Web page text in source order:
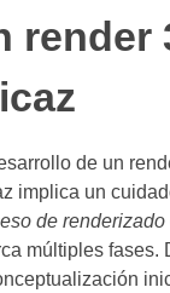
render
de un
implica un
de renderizado
múltiples fases.